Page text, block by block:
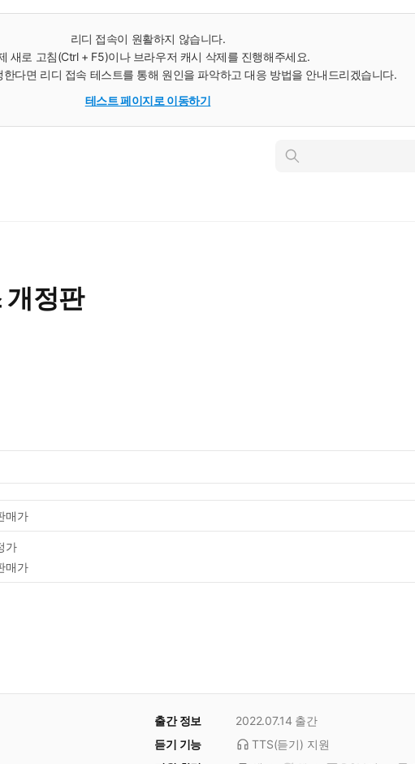
리디 접속이 원활하지 않습니다.
새로 고침(Ctrl + F5)이나 브라우저 캐시 삭제를 진행해주세요.
다면 리디 접속 테스트를 통해 원인을 파악하고 대응 방법을 안내드리겠습니다.
테스트 페이지로 이동하기
인
개정판
매가
가
매가
출간 정보 2022.07.14 출간
듣기 기능
TTS(듣기) 지원